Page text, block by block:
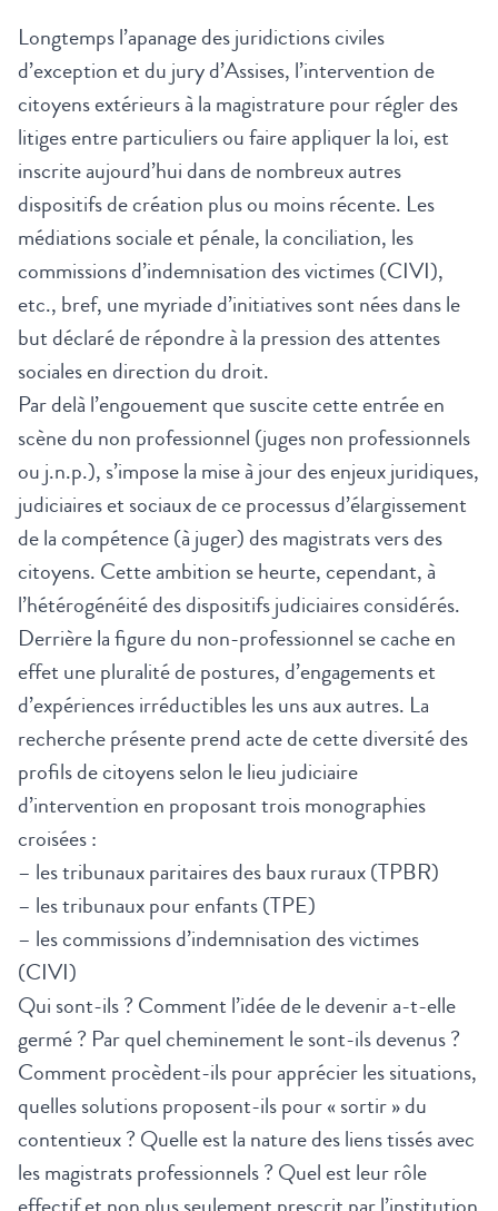
Longtemps l’apanage des juridictions civiles
d’exception et du jury d’Assises, l’intervention de
citoyens extérieurs à la magistrature pour régler des
litiges entre particuliers ou faire appliquer la loi, est
inscrite aujourd’hui dans de nombreux autres
dispositifs de création plus ou moins récente. Les
médiations sociale et pénale, la conciliation, les
commissions d’indemnisation des victimes (CIVI),
etc., bref, une myriade d’initiatives sont nées dans le
but déclaré de répondre à la pression des attentes
sociales en direction du droit.
Par delà l’engouement que suscite cette entrée en
scène du non professionnel (juges non professionnels
ou j.n.p.), s’impose la mise à jour des enjeux juridiques,
judiciaires et sociaux de ce processus d’élargissement
de la compétence (à juger) des magistrats vers des
citoyens. Cette ambition se heurte, cependant, à
l’hétérogénéité des dispositifs judiciaires considérés.
Derrière la figure du non-professionnel se cache en
effet une pluralité de postures, d’engagements et
d’expériences irréductibles les uns aux autres. La
recherche présente prend acte de cette diversité des
profils de citoyens selon le lieu judiciaire
d’intervention en proposant trois monographies
croisées :
– les tribunaux paritaires des baux ruraux (TPBR)
– les tribunaux pour enfants (TPE)
– les commissions d’indemnisation des victimes
(CIVI)
Qui sont-ils ? Comment l’idée de le devenir a-t-elle
germé ? Par quel cheminement le sont-ils devenus ?
Comment procèdent-ils pour apprécier les situations,
quelles solutions proposent-ils pour « sortir » du
contentieux ? Quelle est la nature des liens tissés avec
les magistrats professionnels ? Quel est leur rôle